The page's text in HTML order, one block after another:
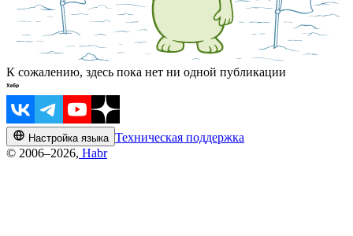
К сожалению, здесь пока нет ни одной публикации
Настройка языка Техническая поддержка
© 2006–2026, Habr